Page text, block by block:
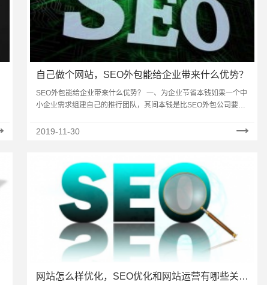
自己做个网站，SEO外包能给企业带来什么优势？
SEO外包能给企业带来什么优势？ 一、为企业节省本钱如果一个中
小企业需求组建自己的推行团队，其间本钱是比SEO外包公司要高
文……
2019-11-30
网站怎么样优化，SEO优化和网站运营有哪些关